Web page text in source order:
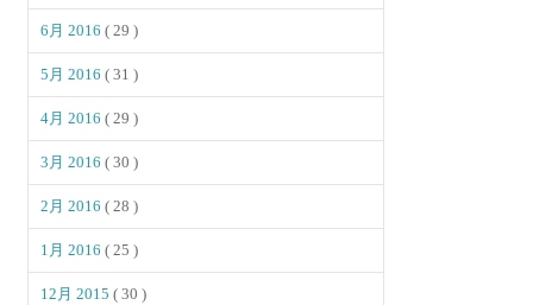
6月 2016( 29 )
5月 2016( 31 )
4月 2016( 29 )
3月 2016( 30 )
2月 2016( 28 )
1月 2016( 25 )
12月 2015( 30 )